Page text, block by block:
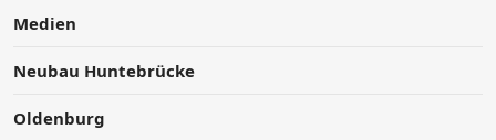
Medien
Neubau Huntebrücke
Oldenburg